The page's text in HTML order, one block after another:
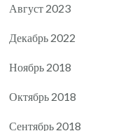
Август 2023
Декабрь 2022
Ноябрь 2018
Октябрь 2018
Сентябрь 2018